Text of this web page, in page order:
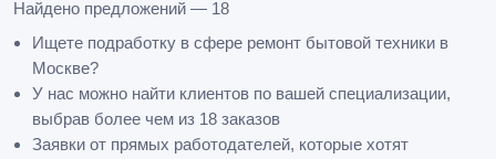
Найдено предложений — 18
Ищете подработку в сфере ремонт бытовой техники в
Москве?
У нас можно найти клиентов по вашей специализации,
выбрав более чем из 18 заказов
Заявки от прямых работодателей, которые хотят